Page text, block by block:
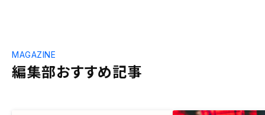
編集部おすすめ記事
MAGAZINE